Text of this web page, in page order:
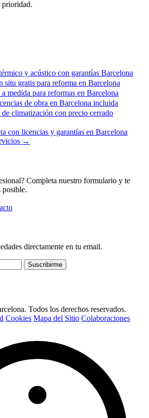
prioridad.
y acústico con garantías Barcelona
situ gratis para reforma en Barcelona
medida para reformas en Barcelona
de obra en Barcelona incluida
de climatización con precio cerrado
con licencias y garantías en Barcelona
→
Completa nuestro formulario y te
posible.
directamente en tu email.
Suscribirme
Todos los derechos reservados.
Cookies Mapa del Sitio Colaboraciones